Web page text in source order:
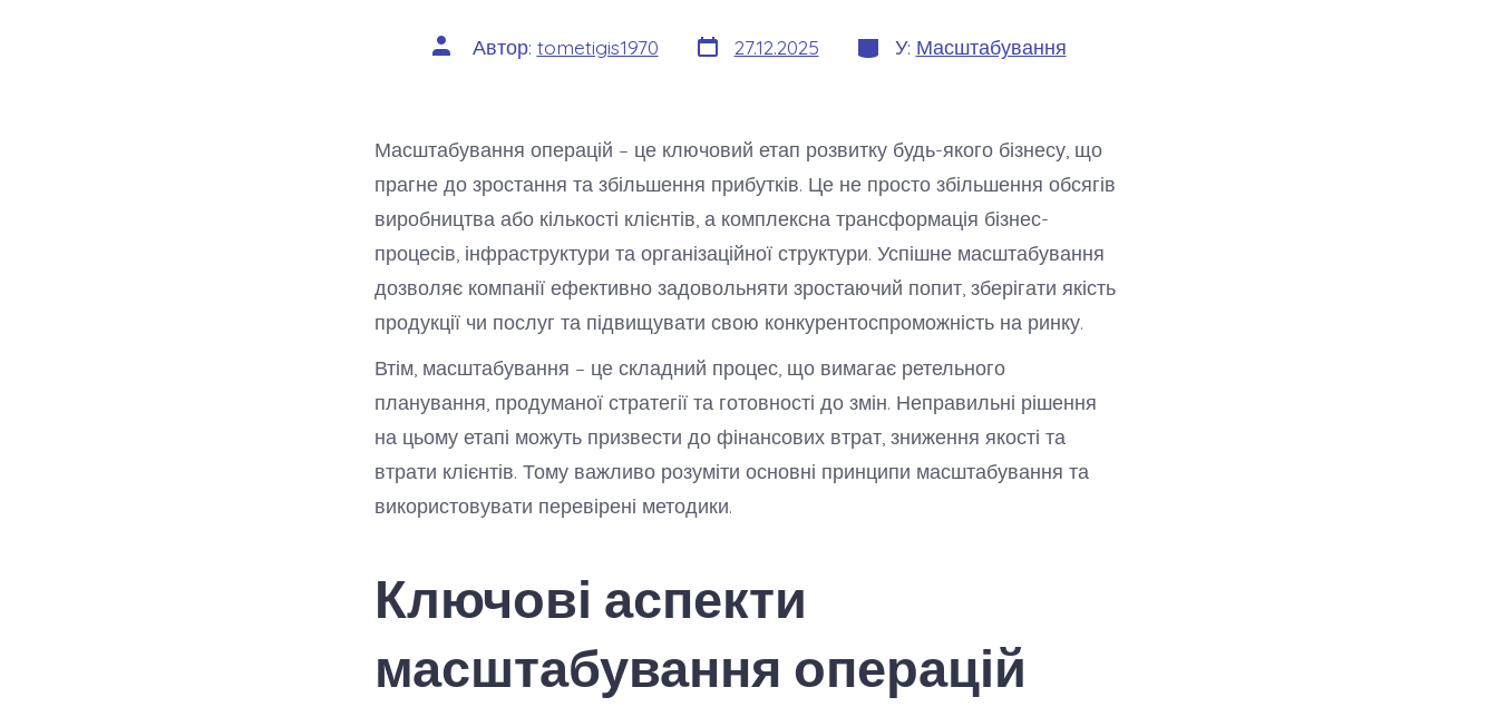
Автор
запису
Автор: tometigis1970 Дата
запису
27.12.2025 Категорії
У: Масштабування
Масштабування операцій – це ключовий етап розвитку будь-якого бізнесу, що
прагне до зростання та збільшення прибутків. Це не просто збільшення обсягів
виробництва або кількості клієнтів, а комплексна трансформація бізнес-
процесів, інфраструктури та організаційної структури. Успішне масштабування
дозволяє компанії ефективно задовольняти зростаючий попит, зберігати якість
продукції чи послуг та підвищувати свою конкурентоспроможність на ринку.
Втім, масштабування – це складний процес, що вимагає ретельного
планування, продуманої стратегії та готовності до змін. Неправильні рішення
на цьому етапі можуть призвести до фінансових втрат, зниження якості та
втрати клієнтів. Тому важливо розуміти основні принципи масштабування та
використовувати перевірені методики.
Ключові аспекти
масштабування операцій